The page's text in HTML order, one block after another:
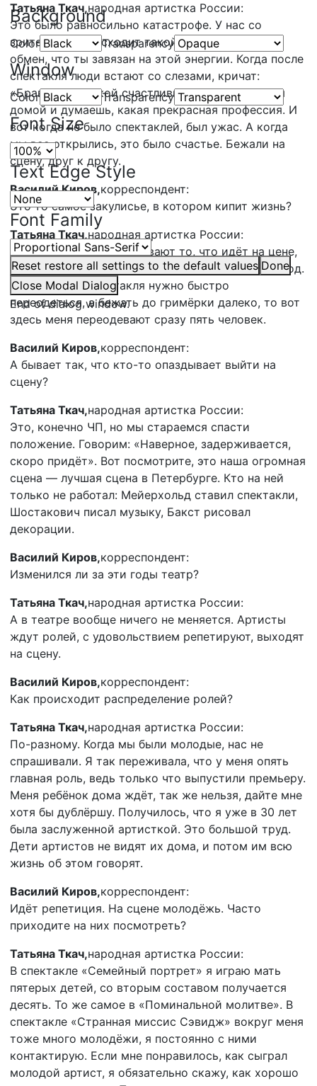
Background
Color Transparency
Window
Color Transparency
Font Size
Text Edge Style
Font Family
Reset restore all settings to the default values Done
Close Modal Dialog
End of dialog window.
Татьяна Ткач,народная артистка России:
Это было равносильно катастрофе. У нас со
зрителями происходит такой энергетический
обмен, что ты завязан на этой энергии. Когда после
спектакля люди встают со слезами, кричат:
«Браво!», ты такой счастливый. Возвращаешься
домой и думаешь, какая прекрасная профессия. И
вот когда не было спектаклей, был ужас. А когда
мы все открылись, это было счастье. Бежали на
сцену, друг к другу.
Василий Киров,корреспондент:
Это то самое закулисье, в котором кипит жизнь?
Татьяна Ткач,народная артистка России:
Да, на экран, где показывают то, что идёт на цене,
артисты смотрят, чтобы не пропустить свой выход.
Если по ходу спектакля нужно быстро
переодеться, а бежать до гримёрки далеко, то вот
здесь меня переодевают сразу пять человек.
Василий Киров,корреспондент:
А бывает так, что кто-то опаздывает выйти на
сцену?
Татьяна Ткач,народная артистка России:
Это, конечно ЧП, но мы стараемся спасти
положение. Говорим: «Наверное, задерживается,
скоро придёт». Вот посмотрите, это наша огромная
сцена — лучшая сцена в Петербурге. Кто на ней
только не работал: Мейерхольд ставил спектакли,
Шостакович писал музыку, Бакст рисовал
декорации.
Василий Киров,корреспондент:
Изменился ли за эти годы театр?
Татьяна Ткач,народная артистка России:
А в театре вообще ничего не меняется. Артисты
ждут ролей, с удовольствием репетируют, выходят
на сцену.
Василий Киров,корреспондент:
Как происходит распределение ролей?
Татьяна Ткач,народная артистка России:
По-разному. Когда мы были молодые, нас не
спрашивали. Я так переживала, что у меня опять
главная роль, ведь только что выпустили премьеру.
Меня ребёнок дома ждёт, так же нельзя, дайте мне
хотя бы дублёршу. Получилось, что я уже в 30 лет
была заслуженной артисткой. Это большой труд.
Дети артистов не видят их дома, и потом им всю
жизнь об этом говорят.
Василий Киров,корреспондент:
Идёт репетиция. На сцене молодёжь. Часто
приходите на них посмотреть?
Татьяна Ткач,народная артистка России:
В спектакле «Семейный портрет» я играю мать
пятерых детей, со вторым составом получается
десять. То же самое в «Поминальной молитве». В
спектакле «Странная миссис Сэвидж» вокруг меня
тоже много молодёжи, я постоянно с ними
контактирую. Если мне понравилось, как сыграл
молодой артист, я обязательно скажу, как хорошо